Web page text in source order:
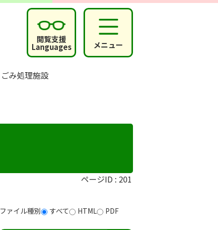
閲覧支援
Languages メニュー
ごみ処理施設
ページID : 201
ファイル種別 すべて HTML PDF